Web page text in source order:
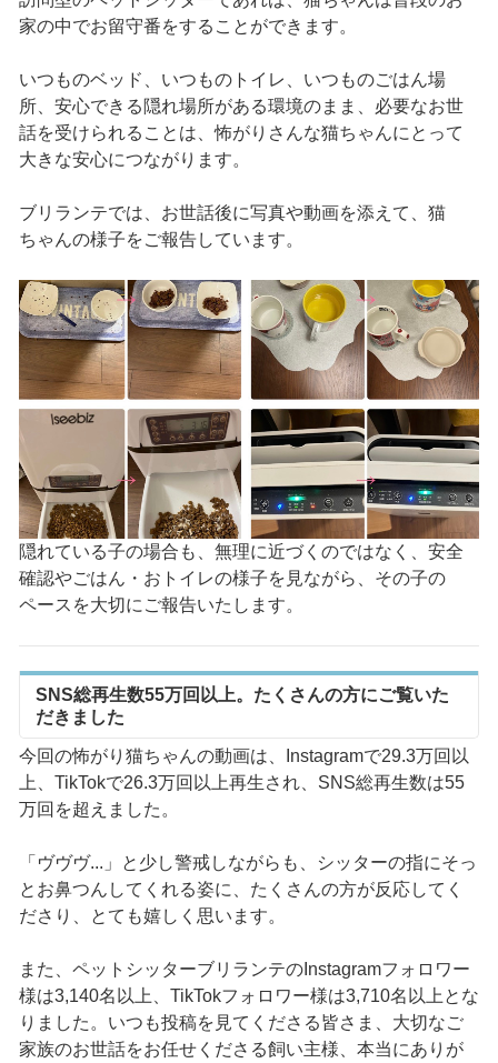
家の中でお留守番をすることができます。
いつものベッド、いつものトイレ、いつものごはん場
所、安心できる隠れ場所がある環境のまま、必要なお世
話を受けられることは、怖がりさんな猫ちゃんにとって
大きな安心につながります。
ブリランテでは、お世話後に写真や動画を添えて、猫
ちゃんの様子をご報告しています。
隠れている子の場合も、無理に近づくのではなく、安全
確認やごはん・おトイレの様子を見ながら、その子の
ペースを大切にご報告いたします。
SNS総再生数55万回以上。たくさんの方にご覧いた
だきました
今回の怖がり猫ちゃんの動画は、Instagramで29.3万回以
上、TikTokで26.3万回以上再生され、SNS総再生数は55
万回を超えました。
「ヴヴヴ...」と少し警戒しながらも、シッターの指にそっ
とお鼻つんしてくれる姿に、たくさんの方が反応してく
ださり、とても嬉しく思います。
また、ペットシッターブリランテのInstagramフォロワー
様は3,140名以上、TikTokフォロワー様は3,710名以上とな
りました。いつも投稿を見てくださる皆さま、大切なご
家族のお世話をお任せくださる飼い主様、本当にありが